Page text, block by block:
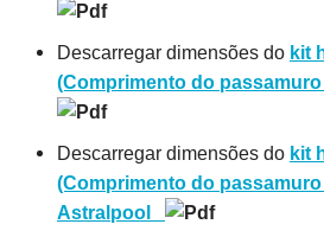
Descarregar dimensões do kit
(Comprimento do passamuro
Descarregar dimensões do kit
(Comprimento do passamuro
Astralpool